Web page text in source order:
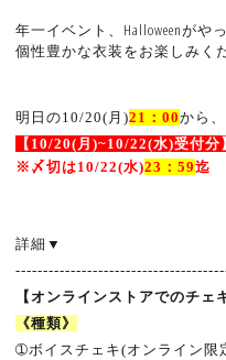
年一イベント、Halloweenがや
個性豊かな衣装をお楽しみく
明日の10/20(月)21 ：00から、
【10/20(月)~10/22(水)受付分
※ 〆切は10/22(水)23 ：59迄
詳細 ▼
【オンラインストアでのチェ
《種類》
➀ボイスチェキ(オンライン限